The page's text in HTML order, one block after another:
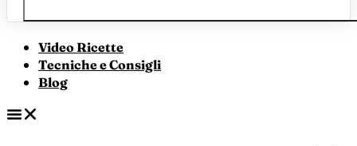
Video Ricette
Tecniche e Consigli
Blog